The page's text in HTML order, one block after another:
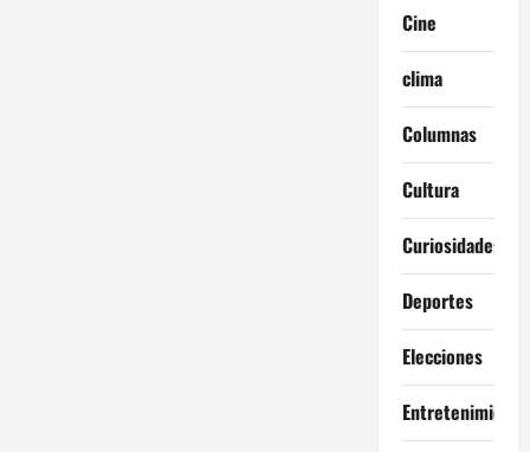
Cine
clima
Columnas
Cultura
Curiosidades
Deportes
Elecciones
Entretenimiento